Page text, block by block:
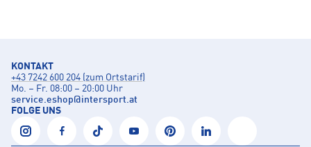
KONTAKT
+43 7242 600 204 (zum Ortstarif)
Mo. – Fr. 08:00 – 20:00 Uhr
service.eshop@intersport.at
FOLGE UNS